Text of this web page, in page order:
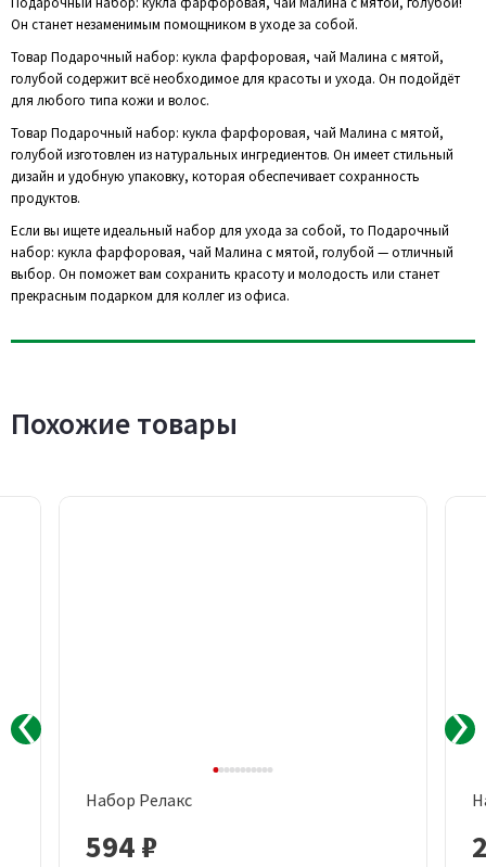
Он станет незаменимым помощником в уходе за собой.
Товар Подарочный набор: кукла фарфоровая, чай Малина с мятой,
голубой содержит всё необходимое для красоты и ухода. Он подойдёт
для любого типа кожи и волос.
Товар Подарочный набор: кукла фарфоровая, чай Малина с мятой,
голубой изготовлен из натуральных ингредиентов. Он имеет стильный
дизайн и удобную упаковку, которая обеспечивает сохранность
продуктов.
Если вы ищете идеальный набор для ухода за собой, то Подарочный
набор: кукла фарфоровая, чай Малина с мятой, голубой — отличный
выбор. Он поможет вам сохранить красоту и молодость или станет
прекрасным подарком для коллег из офиса.
Похожие товары
Набор Релакс
594 ₽